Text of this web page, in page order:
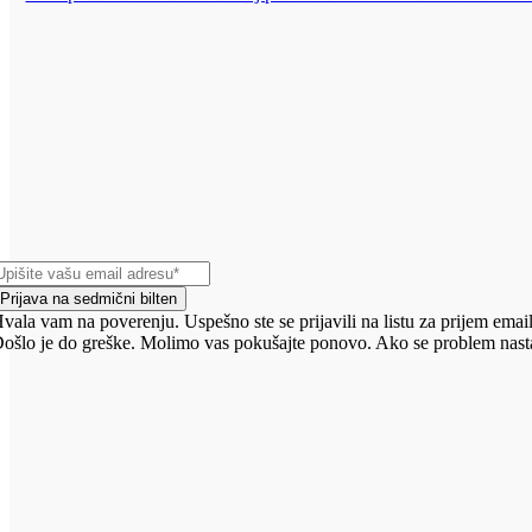
Prijava na sedmični bilten
vam na poverenju. Uspešno ste se prijavili na listu za prijem
je do greške. Molimo vas pokušajte ponovo. Ako se problem